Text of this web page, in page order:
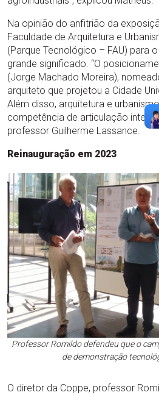
Na opinião do anfitrião da
Faculdade de Arquitetura e
(Parque Tecnológico – FAU) para
grande significado. “O
(Jorge Machado Moreira),
arquiteto que projetou a Cidade
Além disso, arquitetura e
competência de articulação
professor Guilherme Lassance.
Reinauguração em 2023
Professor Romildo defendeu que o
de demonstração
O diretor da Coppe, professor